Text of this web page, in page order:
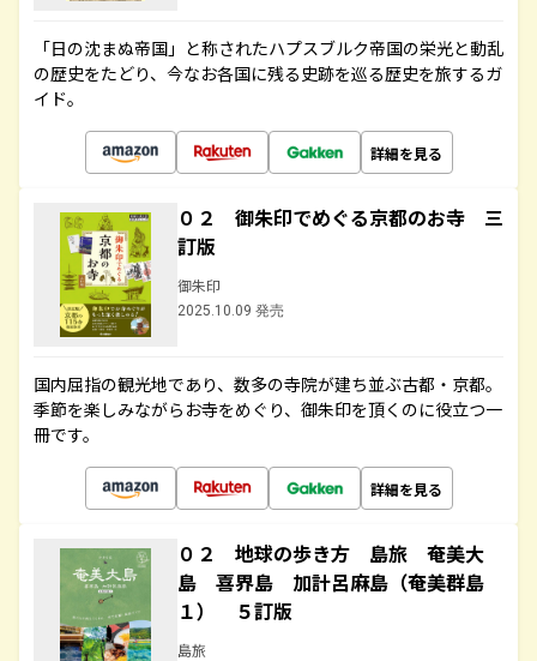
「日の沈まぬ帝国」と称されたハプスブルク帝国の栄光と動乱
の歴史をたどり、今なお各国に残る史跡を巡る歴史を旅するガ
イド。
詳細を見る
０２ 御朱印でめぐる京都のお寺 三
訂版
御朱印
2025.10.09 発売
国内屈指の観光地であり、数多の寺院が建ち並ぶ古都・京都。
季節を楽しみながらお寺をめぐり、御朱印を頂くのに役立つ一
冊です。
詳細を見る
０２ 地球の歩き方 島旅 奄美大
島 喜界島 加計呂麻島（奄美群島
１） ５訂版
島旅